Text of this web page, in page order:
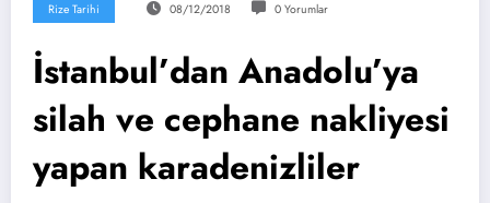
Rize Tarihi 08/12/2018 0 Yorumlar
İstanbul’dan Anadolu’ya
silah ve cephane nakliyesi
yapan karadenizliler